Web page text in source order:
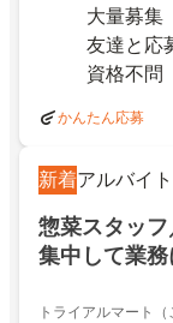
大量募集
友達と応
資格不問
かんたん応募
新着アルバイ
惣菜スタッ
集中して業
トライアルマート